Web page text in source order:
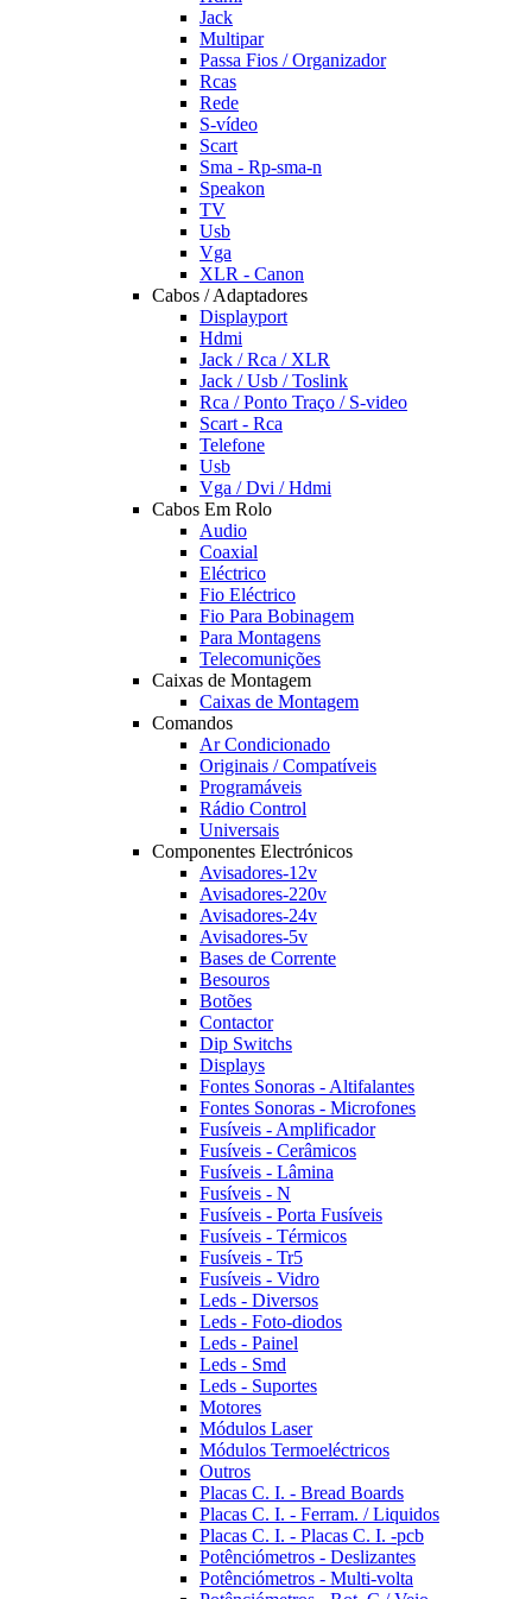
Jack
Multipar
Passa Fios / Organizador
Rcas
Rede
S-vídeo
Scart
Sma - Rp-sma-n
Speakon
TV
Usb
Vga
XLR - Canon
Cabos / Adaptadores
Displayport
Hdmi
Jack / Rca / XLR
Jack / Usb / Toslink
Rca / Ponto Traço / S-video
Scart - Rca
Telefone
Usb
Vga / Dvi / Hdmi
Cabos Em Rolo
Audio
Coaxial
Eléctrico
Fio Eléctrico
Fio Para Bobinagem
Para Montagens
Telecomunições
Caixas de Montagem
Caixas de Montagem
Comandos
Ar Condicionado
Originais / Compatíveis
Programáveis
Rádio Control
Universais
Componentes Electrónicos
Avisadores-12v
Avisadores-220v
Avisadores-24v
Avisadores-5v
Bases de Corrente
Besouros
Botões
Contactor
Dip Switchs
Displays
Fontes Sonoras - Altifalantes
Fontes Sonoras - Microfones
Fusíveis - Amplificador
Fusíveis - Cerâmicos
Fusíveis - Lâmina
Fusíveis - N
Fusíveis - Porta Fusíveis
Fusíveis - Térmicos
Fusíveis - Tr5
Fusíveis - Vidro
Leds - Diversos
Leds - Foto-diodos
Leds - Painel
Leds - Smd
Leds - Suportes
Motores
Módulos Laser
Módulos Termoeléctricos
Outros
Placas C. I. - Bread Boards
Placas C. I. - Ferram. / Liquidos
Placas C. I. - Placas C. I. -pcb
Potênciómetros - Deslizantes
Potênciómetros - Multi-volta